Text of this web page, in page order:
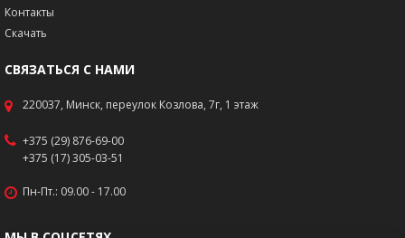
Контакты
Скачать
СВЯЗАТЬСЯ С НАМИ
220037, Минск, переулок Козлова, 7г, 1 этаж
+375 (29) 876-69-00
+375 (17) 305-03-51
Пн-Пт.: 09.00 - 17.00